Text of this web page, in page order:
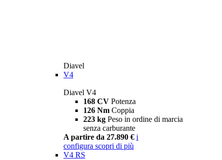
Diavel
V4
Diavel V4
168 CV Potenza
126 Nm Coppia
223 kg Peso in ordine di marcia
senza carburante
A partire da 27.890 € i
configura scopri di più
V4 RS